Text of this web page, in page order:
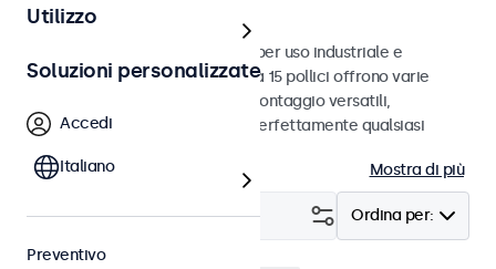
Monitor da 15 pollici
Monitor da 15 pollici progettati per uso industriale e
commerciale. Questi monitor da 15 pollici offrono varie
connessioni video e opzioni di montaggio versatili,
consentendo loro di integrarsi perfettamente qualsiasi
Mostra di più
Ordina per:
Filtro (0)
Utilizzo
Soluzioni personalizzate
Accedi
Italiano
Preventivo